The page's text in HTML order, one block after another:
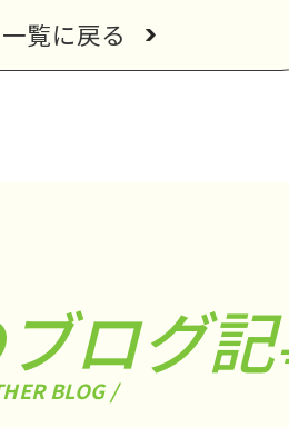
覧に戻る
ログ
BLOG /